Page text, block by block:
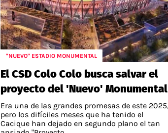
"NUEVO" ESTADIO MONUMENTAL
El CSD Colo Colo busca salvar el
proyecto del 'Nuevo' Monumental
Era una de las grandes promesas de este 2025,
pero los difíciles meses que ha tenido el
Cacique han dejado en segundo plano el tan